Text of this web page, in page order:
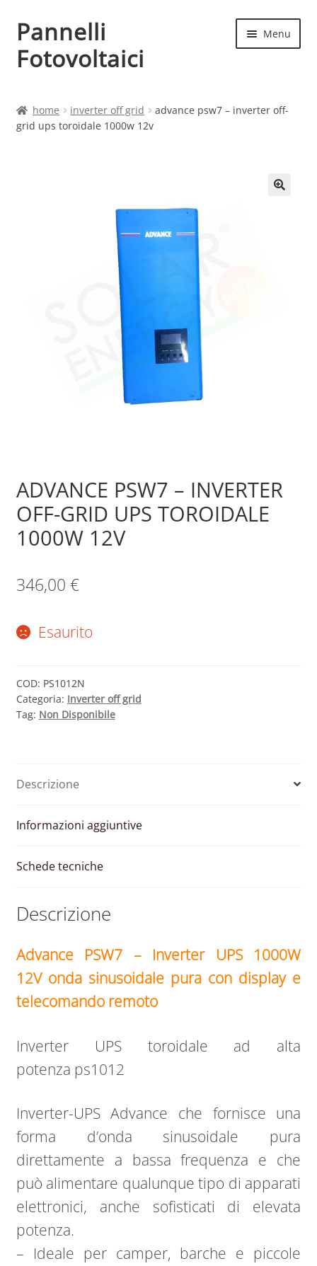
Vai
alla
navigazione
Vai
al
contenuto
Pannelli
Fotovoltaici
Menu
Cart
home inverter off grid
advance psw7 – inverter off-
grid ups toroidale 1000w 12v
ADVANCE PSW7 – INVERTER
OFF-GRID UPS TOROIDALE
1000W 12V
346,00 €
Esaurito
COD: PS1012N
Categoria: Inverter off grid
Tag: Non Disponibile
Descrizione
Informazioni aggiuntive
Schede tecniche
Descrizione
Advance PSW7 – Inverter UPS 1000W
12V onda sinusoidale pura con display e
telecomando remoto
Inverter UPS toroidale ad alta
potenza ps1012
Inverter-UPS Advance che fornisce una
forma d’onda sinusoidale pura
direttamente a bassa frequenza e che
può alimentare qualunque tipo di apparati
elettronici, anche sofisticati di elevata
potenza.
– Ideale per camper, barche e piccole